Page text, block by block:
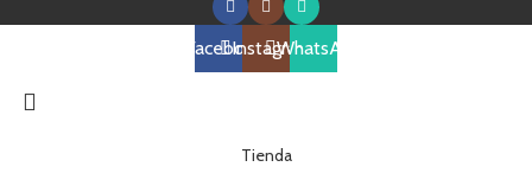
FacebookInstagramWhatsApp
Tienda